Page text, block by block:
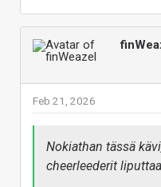
Feb 21, 2026
Nokiathan tässä
cheerleederit